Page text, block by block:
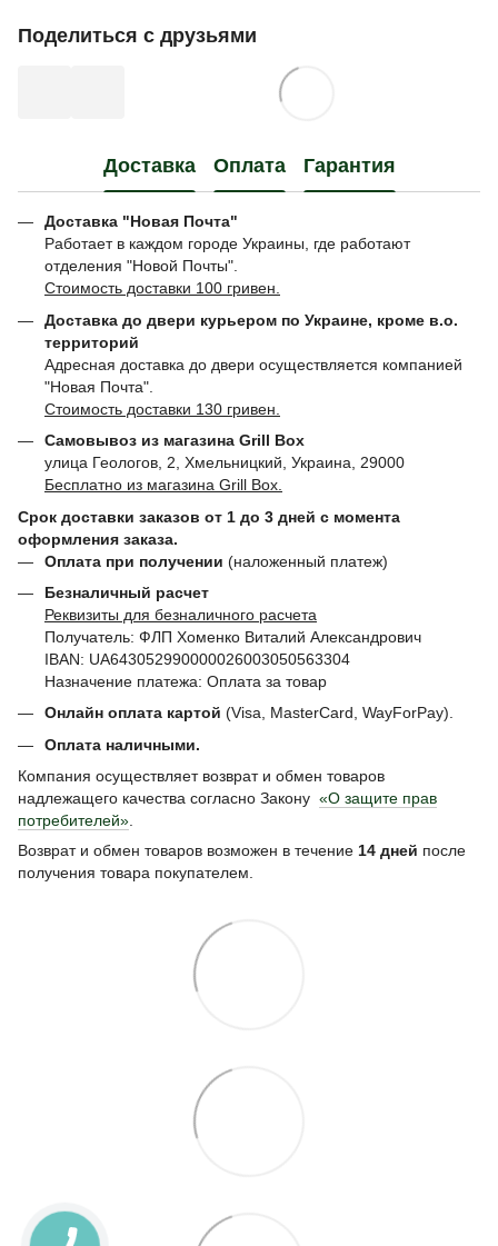
Поделиться с друзьями
Доставка Оплата Гарантия
Доставка "Новая Почта"
Работает в каждом городе Украины, где работают
отделения "Новой Почты".
Стоимость доставки 100 гривен.
Доставка до двери курьером по Украине, кроме в.о.
территорий
Адресная доставка до двери осуществляется компанией
"Новая Почта".
Стоимость доставки 130 гривен.
Самовывоз из магазина Grill Box
улица Геологов, 2, Хмельницкий, Украина, 29000
Бесплатно из магазина Grill Box.
Срок доставки заказов от 1 до 3 дней с момента
оформления заказа.
Оплата при получении (наложенный платеж)
Безналичный расчет
Реквизиты для безналичного расчета
Получатель: ФЛП Хоменко Виталий Александрович
IBAN: UA643052990000026003050563304
Назначение платежа: Оплата за товар
Онлайн оплата картой (Visa, MasterCard, WayForPay).
Оплата наличными.
Компания осуществляет возврат и обмен товаров
надлежащего качества согласно Закону «О защите прав
потребителей»
Возврат и обмен товаров возможен в течение 14 дней после
получения товара покупателем.